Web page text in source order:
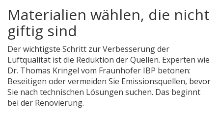
Materialien wählen, die nicht
giftig sind
Der wichtigste Schritt zur Verbesserung der
Luftqualität ist die Reduktion der Quellen. Experten wie
Dr. Thomas Kringel vom Fraunhofer IBP betonen:
Beseitigen oder vermeiden Sie Emissionsquellen, bevor
Sie nach technischen Lösungen suchen. Das beginnt
bei der Renovierung.